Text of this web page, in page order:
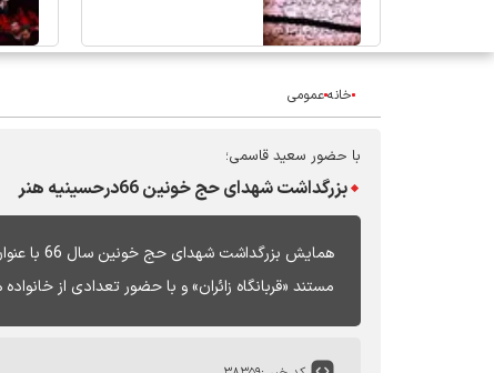
خانهعمومی
با حضور سعید قاسمی؛
بزرگداشت شهدای حج خونین 66درحسینیه هنر
همایش
مستند «قربانگاه زائران» و با حضور تعدادی از